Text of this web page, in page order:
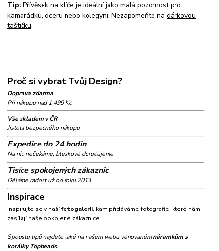
Tip: Přívěsek na klíče je ideální jako malá pozornost pro
kamarádku, dceru nebo kolegyni. Nezapomeňte na dárkovou
taštičku.
Proč si vybrat Tvůj Design?
Doprava zdarma
Při nákupu nad 1 499 Kč
Vše skladem v ČR
Jistota bezpečného nákupu
Expedice do 24 hodin
Na nic nečekáme, bleskově doručujeme
Tisíce spokojených zákaznic
Děláme radost už od roku 2013
Inspirace
Inspirujte se v našífotogalerii, kam přidáváme fotografie, které nám
zasílají naše pokojené zákaznice.
Spoustu tipů najdete také na našem webu věnovanémnáramkům s
korálky Topbeads.